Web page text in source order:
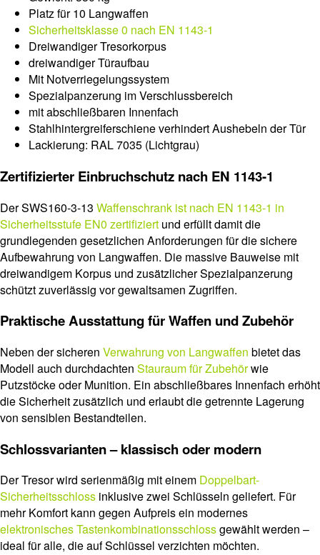
Platz für 10 Langwaffen
Sicherheitsklasse 0 nach EN 1143-1
Dreiwandiger Tresorkorpus
dreiwandiger Türaufbau
Mit Notverriegelungssystem
Spezialpanzerung im Verschlussbereich
mit abschließbaren Innenfach
Stahlhintergreiferschiene verhindert Aushebeln der Tür
Lackierung: RAL 7035 (Lichtgrau)
Zertifizierter Einbruchschutz nach EN 1143-1
Der SWS160-3-13 Waffenschrank ist nach EN 1143-1 in
Sicherheitsstufe EN0 zertifiziert und erfüllt damit die
grundlegenden gesetzlichen Anforderungen für die sichere
Aufbewahrung von Langwaffen. Die massive Bauweise mit
dreiwandigem Korpus und zusätzlicher Spezialpanzerung
schützt zuverlässig vor gewaltsamen Zugriffen.
Praktische Ausstattung für Waffen und Zubehör
Neben der sicheren Verwahrung von Langwaffen bietet das
Modell auch durchdachten Stauraum für Zubehörwie
Putzstöcke oder Munition. Ein abschließbares Innenfach erhöht
die Sicherheit zusätzlich und erlaubt die getrennte Lagerung
von sensiblen Bestandteilen.
Schlossvarianten – klassisch oder modern
Der Tresor wird serienmäßig mit einem Doppelbart-
Sicherheitsschloss inklusive zwei Schlüsseln geliefert. Für
mehr Komfort kann gegen Aufpreis ein modernes
elektronisches Tastenkombinationsschlossgewählt werden –
ideal für alle, die auf Schlüssel verzichten möchten.